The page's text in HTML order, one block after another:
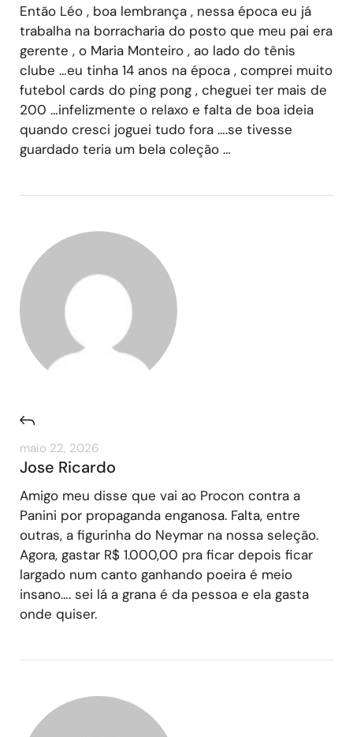
Então Léo , boa lembrança , nessa época eu já
trabalha na borracharia do posto que meu pai era
gerente , o Maria Monteiro , ao lado do tênis
clube …eu tinha 14 anos na época , comprei muito
futebol cards do ping pong , cheguei ter mais de
200 …infelizmente o relaxo e falta de boa ideia
quando cresci joguei tudo fora ….se tivesse
guardado teria um bela coleção …
maio 22, 2026
Jose Ricardo
Amigo meu disse que vai ao Procon contra a
Panini por propaganda enganosa. Falta, entre
outras, a figurinha do Neymar na nossa seleção.
Agora, gastar R$ 1.000,00 pra ficar depois ficar
largado num canto ganhando poeira é meio
insano…. sei lá a grana é da pessoa e ela gasta
onde quiser.